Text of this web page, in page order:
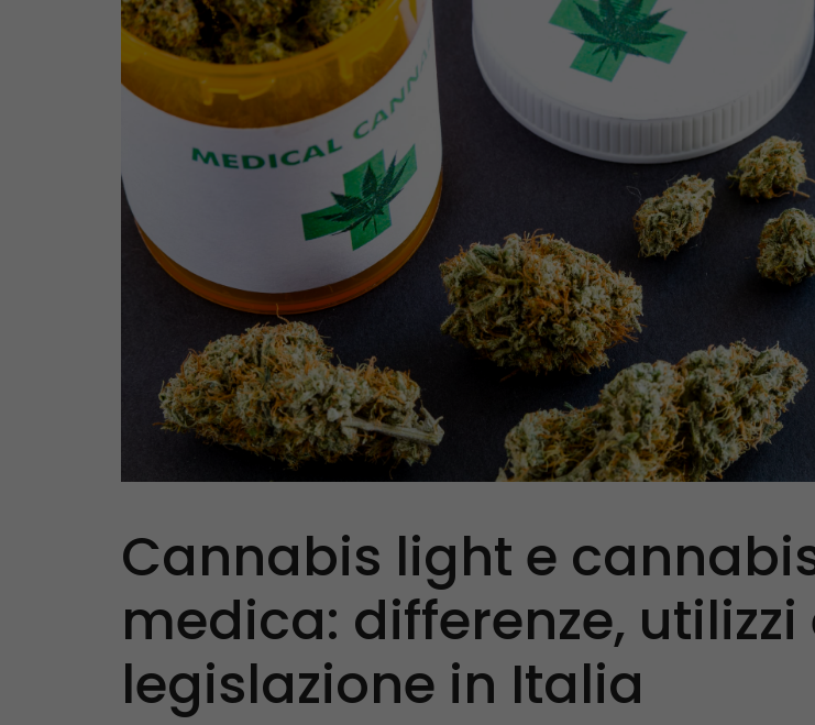
Cannabis light e
medica: differenze, utilizzi
legislazione in Italia